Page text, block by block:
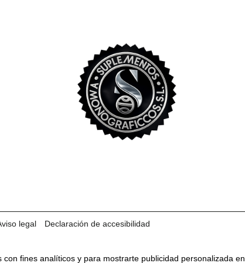
legal Declaración de accesibilidad
fines analíticos y para mostrarte publicidad personalizada en